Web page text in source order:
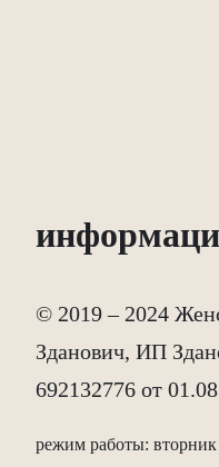
© 2019 – 2024
Зданович, ИП
692132776 от
режим работы: